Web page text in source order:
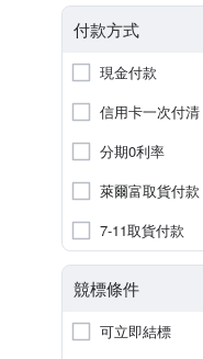
付款方式
現金付款
信用卡一次付清
分期0利率
萊爾富取貨付款
7-11取貨付款
競標條件
可立即結標